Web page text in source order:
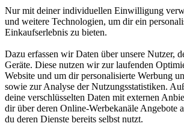
Nur mit deiner individuellen Einwilligung
und weitere Technologien, um dir ein
Einkaufserlebnis zu bieten.
Dazu erfassen wir Daten über unsere Nutzer,
Geräte. Diese nutzen wir zur laufenden
Website und um dir personalisierte Werbung
sowie zur Analyse der Nutzungsstatistiken.
deine verschlüsselten Daten mit externen
dir über deren Online-Werbekanäle Angebote
du deren Dienste bereits selbst nutzt.